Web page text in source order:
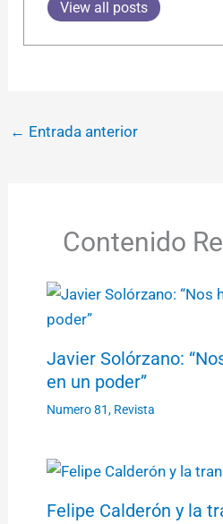
View all posts
← Entrada anterior
Contenido
Javier Solórzano:
en un poder”
Numero 81, Revista
Felipe Calderón y la